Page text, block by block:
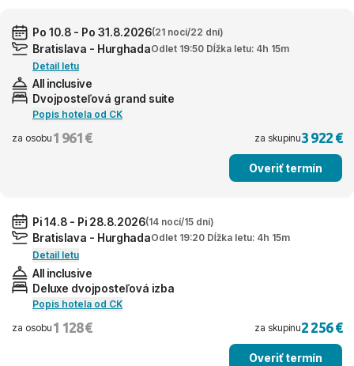
Po 10.8 - Po 31.8.2026(21 nocí/22 dní)
Bratislava - HurghadaOdlet 19:50 Dĺžka letu: 4h 15m
Detail letu
All inclusive
Dvojposteľová grand suite
Popis hotela od CK
za osobu 1 961 € za skupinu3 922 €
Overiť termín
Pi 14.8 - Pi 28.8.2026(14 nocí/15 dní)
Bratislava - HurghadaOdlet 19:20 Dĺžka letu: 4h 15m
Detail letu
All inclusive
Deluxe dvojposteľová izba
Popis hotela od CK
za osobu 1 128 € za skupinu2 256 €
Overiť termín